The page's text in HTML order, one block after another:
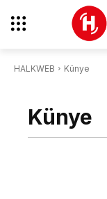
HALKWEB Künye
Künye